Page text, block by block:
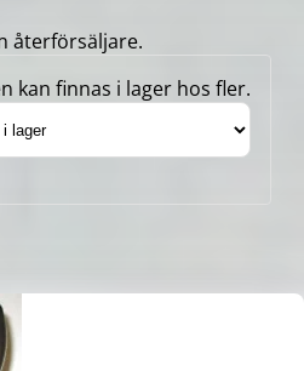
återförsäljare.
kan finnas i lager hos fler.